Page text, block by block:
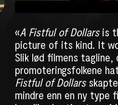
«A Fistful of Dollarsis
picture of its kind. It
Slik lød filmens tagline,
promoteringsfolkene
Fistful of Dollars
mindre enn en ny type